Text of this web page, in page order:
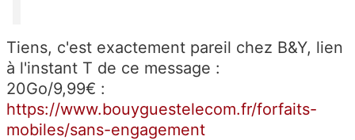
Tiens, c'est exactement pareil chez B&Y, lien
à l'instant T de ce message :
20Go/9,99€ :
https://www.bouyguestelecom.fr/forfaits-
mobiles/sans-engagement